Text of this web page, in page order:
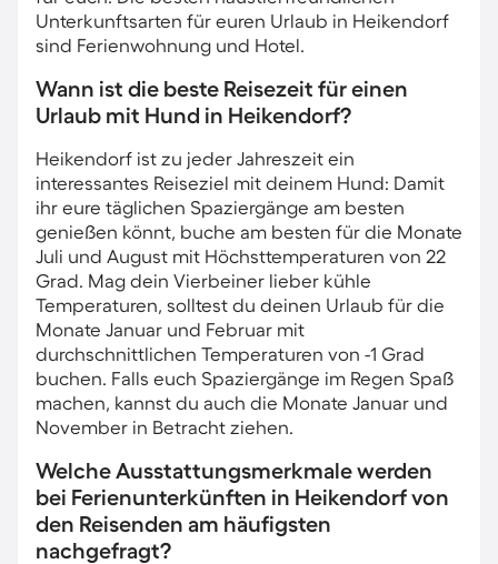
Unterkunftsarten für euren Urlaub in Heikendorf
sind Ferienwohnung und Hotel.
Wann ist die beste Reisezeit für einen
Urlaub mit Hund in Heikendorf?
Heikendorf ist zu jeder Jahreszeit ein
interessantes Reiseziel mit deinem Hund: Damit
ihr eure täglichen Spaziergänge am besten
genießen könnt, buche am besten für die Monate
Juli und August mit Höchsttemperaturen von 22
Grad. Mag dein Vierbeiner lieber kühle
Temperaturen, solltest du deinen Urlaub für die
Monate Januar und Februar mit
durchschnittlichen Temperaturen von -1 Grad
buchen. Falls euch Spaziergänge im Regen Spaß
machen, kannst du auch die Monate Januar und
November in Betracht ziehen.
Welche Ausstattungsmerkmale werden
bei Ferienunterkünften in Heikendorf von
den Reisenden am häufigsten
nachgefragt?